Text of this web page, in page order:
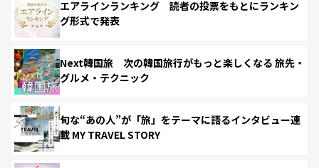
エアラインランキング 読者の投票をもとにランキン
グ形式で発表
Next韓国旅 次の韓国旅行がもっと楽しくなる 旅先・
グルメ・テクニック
旬な“あの人”が「旅」をテーマに語るインタビュー連
載 MY TRAVEL STORY